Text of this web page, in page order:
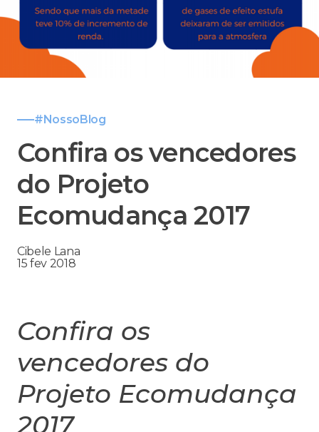
#NossoBlog
Confira os vencedores
do Projeto
Ecomudança 2017
Cibele Lana
15 fev 2018
Confira os
vencedores do
Projeto Ecomudança
2017